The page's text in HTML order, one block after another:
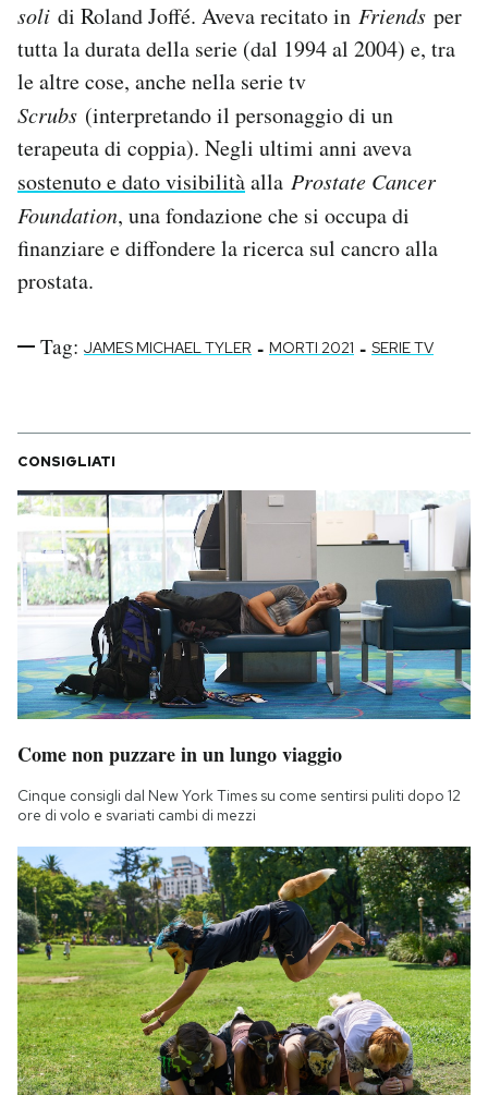
soli di Roland Joffé. Aveva recitato in Friends per
tutta la durata della serie (dal 1994 al 2004) e, tra
le altre cose, anche nella serie tv
Scrubs (interpretando il personaggio di un
terapeuta di coppia). Negli ultimi anni aveva
sostenuto e dato visibilitàalla Prostate Cancer
Foundation, una fondazione che si occupa di
finanziare e diffondere la ricerca sul cancro alla
prostata.
Tag: JAMES MICHAEL TYLER - MORTI 2021 - SERIE TV
CONSIGLIATI
Come non puzzare in un lungo viaggio
Cinque consigli dal New York Times su come sentirsi puliti dopo 12
ore di volo e svariati cambi di mezzi